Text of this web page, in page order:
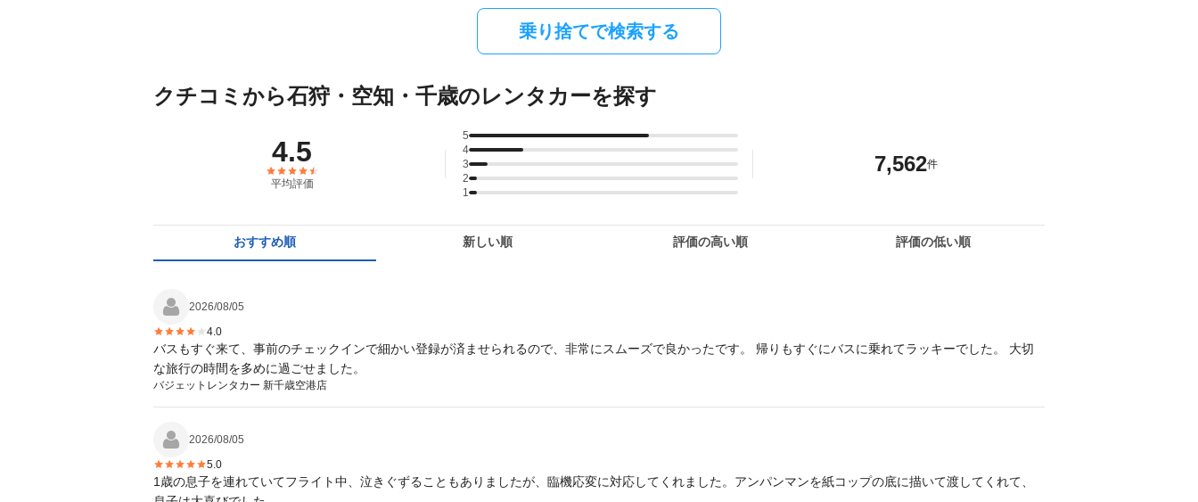
乗り捨てで検索する
クチコミから石狩・空知・千歳のレンタカーを探す
4.5
平均評価
5
4
3
2
1
7,562件
おすすめ順 新しい順 評価の高い順 評価の低い順
2026/08/05
4.0
バスもすぐ来て、事前のチェックインで細かい登録が済ませられるので、非常にスムーズで良かったです。 帰りもすぐにバスに乗れてラッキーでした。 大切
な旅行の時間を多めに過ごせました。
バジェットレンタカー 新千歳空港店
2026/08/05
5.0
1歳の息子を連れていてフライト中、泣きぐずることもありましたが、臨機応変に対応してくれました。アンパンマンを紙コップの底に描いて渡してくれて、